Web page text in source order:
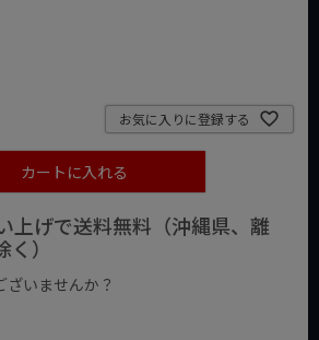
お気に入りに登録する
カートに入れる
上げで送料無料（沖縄県、離
）
いませんか？